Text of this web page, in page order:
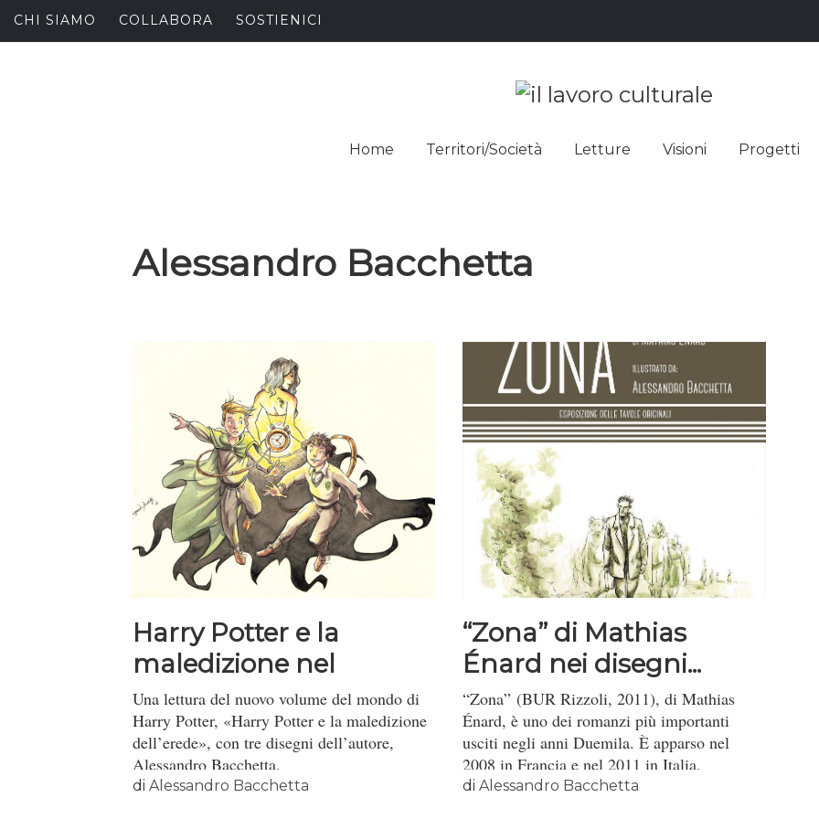
Skip
to
CHI SIAMO COLLABORA SOSTIENICI
IL
Home
Territori/Società Letture Visioni Progetti
Alessandro Bacchetta
Harry Potter e la
maledizione nel
sottotitolo
Una lettura del nuovo volume del mondo di
Harry Potter, «Harry Potter e la maledizione
dell’erede», con tre disegni dell’autore,
Alessandro Bacchetta.
di Alessandro Bacchetta
“Zona” di Mathias
Énard nei disegni...
“Zona” (BUR Rizzoli, 2011), di Mathias
Énard, è uno dei romanzi più importanti
usciti negli anni Duemila. È apparso nel
2008 in Francia e nel 2011 in Italia,
nell’ottima traduzione di Yasmina Melaouah.
diAlessandro Bacchetta